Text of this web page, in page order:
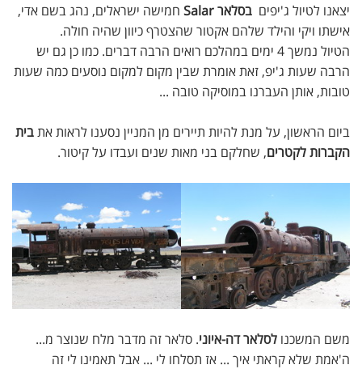
יצאנו לטיול ג'יפים בסלאר Salar
חמישה ישראלים, נהג בשם אדי,
אישתו ויקי והילד שלהם אקטור שהצטרף כיוון שהיה חולה.
הטיול נמשך 4 ימים במהלכם רואים הרבה דברים. כמו כן גם יש
הרבה שעות ג'יפ, זאת אומרת שבין מקום למקום נוסעים כמה שעות
טובות, אותן העברנו במוסיקה טובה ...
ביום הראשון, על מנת להיות תיירים מן המניין נסענו לראות אתבית
הקברות לקטרים, שחלקם בני מאות שנים ועבדו על קיטור.
משם המשכנו לסלאר דה-איוני. סלאר זה מדבר מלח שנוצר מ...
ה'אמת שלא קראתי איך ... אז תסלחו לי ... אבל תאמינו לי זה